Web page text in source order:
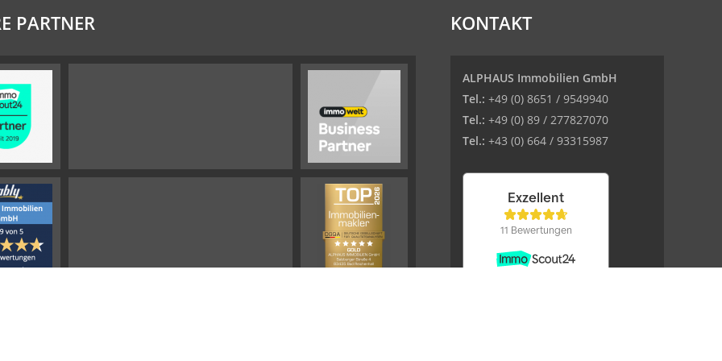
PARTNER KONTAKT
ALPHAUS Immobilien GmbH
Tel.: +49 (0) 8651 / 9549940
Tel.: +49 (0) 89 / 277827070
Tel.: +43 (0) 664 / 93315987